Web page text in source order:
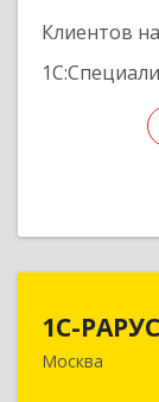
Клиентов
1С-РАРУС
Москва127434,